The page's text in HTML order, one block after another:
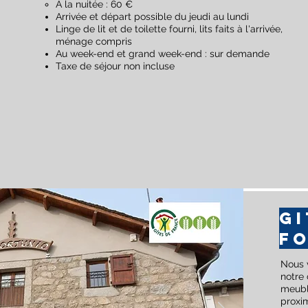
A la nuitée : 60 €
Arrivée et départ possible du jeudi au lundi
Linge de lit et de toilette fourni, lits faits à l'arrivée,
ménage compris
Au week-end et grand week-end : sur demande
Taxe de séjour non incluse
Nous
notre